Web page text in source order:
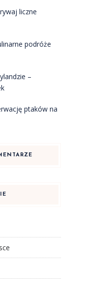
liczne
podróże
–
ptaków na